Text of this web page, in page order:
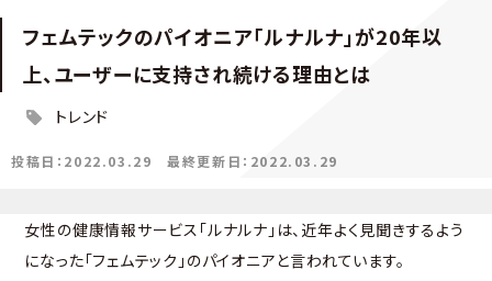
フェムテックのパイオニア「ルナルナ」が20年以
上、ユーザーに支持され続ける理由とは
トレンド
投稿日：2022.03.29 最終更新日：2022.03.29
女性の健康情報サービス「ルナルナ」は、近年よく見聞きするよう
になった「フェムテック」のパイオニアと言われています。